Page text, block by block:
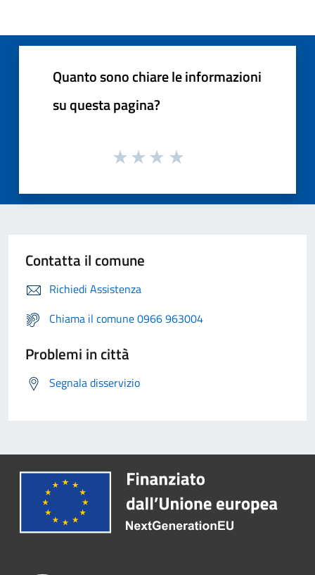
Quanto sono chiare le informazioni
su questa pagina?
Contatta il comune
Richiedi Assistenza
Chiama il comune 0966 963004
Problemi in città
Segnala disservizio